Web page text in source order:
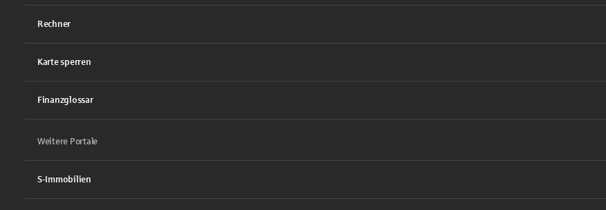
Rechner
Karte sperren
Finanzglossar
Weitere Portale
S-Immobilien